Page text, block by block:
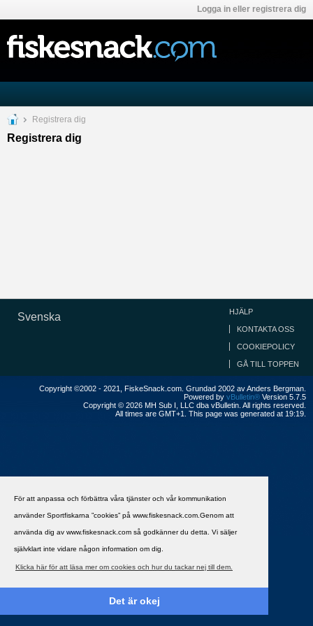
För att anpassa och förbättra våra tjänster och vår kommunikation
använder Sportfiskarna ”cookies” på www.fiskesnack.com.Genom att
använda dig av www.fiskesnack.com så godkänner du detta. Vi säljer
självklart inte vidare någon information om dig.
Klicka här för att läsa mer om cookies och hur du tackar nej till dem.
Det är okej
Logga in eller registrera dig
Registrera dig
Registrera dig
Svenska HJÄLP
KONTAKTA OSS
COOKIEPOLICY
GÅ TILL TOPPEN
Copyright ©2002 - 2021, FiskeSnack.com. Grundad 2002 av Anders Bergman.
Powered by vBulletin® Version 5.7.5
Copyright © 2026 MH Sub I, LLC dba vBulletin. All rights reserved.
All times are GMT+1. This page was generated at 19:19.